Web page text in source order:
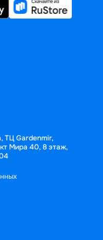
ТЦ Gardenmir,
Мира 40, 8 этаж,